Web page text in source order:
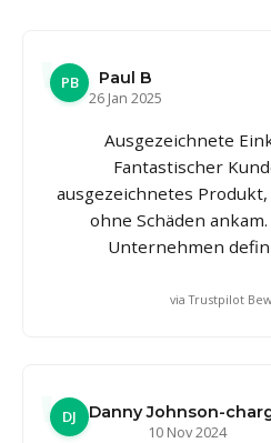
PB
Paul B
26 Jan 2025
Ausgezeichnete
Fantastischer
ausgezeichnetes
ohne Schäden
Unternehmen
via Trustpilot
DJ
Danny Johnson-
10 Nov 2024